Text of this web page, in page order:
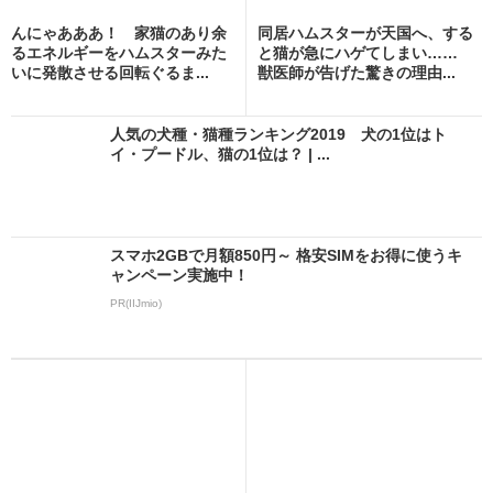
んにゃあああ！ 家猫のあり余
るエネルギーをハムスターみた
いに発散させる回転ぐるま...
同居ハムスターが天国へ、する
と猫が急にハゲてしまい……
獣医師が告げた驚きの理由...
人気の犬種・猫種ランキング2019 犬の1位はト
イ・プードル、猫の1位は？ | ...
スマホ2GBで月額850円～ 格安SIMをお得に使うキ
ャンペーン実施中！
PR(IIJmio)